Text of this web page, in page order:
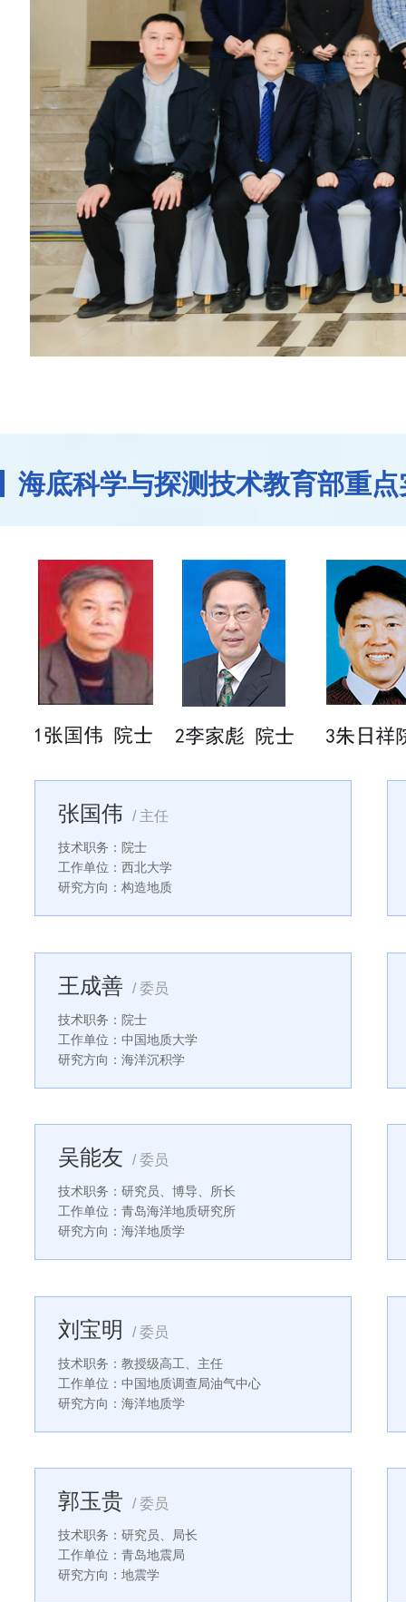
海底科学与探测技术教育部重
张国伟 / 主任
技术职务：院士
工作单位：西北大学
研究方向：构造地质
王成善 / 委员
技术职务：院士
工作单位：中国地质大学
研究方向：海洋沉积学
吴能友 / 委员
技术职务：研究员、博导、所长
工作单位：青岛海洋地质研究所
研究方向：海洋地质学
刘宝明 / 委员
技术职务：教授级高工、主任
工作单位：中国地质调查局油气中心
研究方向：海洋地质学
郭玉贵 / 委员
技术职务：研究员、局长
工作单位：青岛地震局
研究方向：地震学